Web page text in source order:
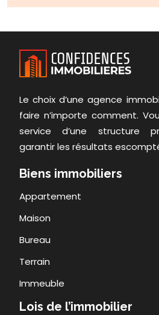
Le choix d’une agence
faire n’importe comment.
service d’une structure
garantir les résultats
Biens immobiliers
Appartement
Maison
Bureau
Terrain
Immeuble
Lois de l’immobilier